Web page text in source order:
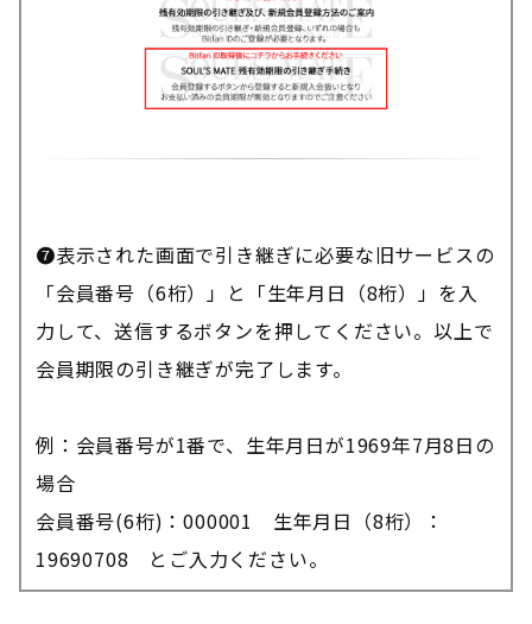
❼表示された画面で引き継ぎに必要な旧サービスの
「会員番号（6桁）」と「生年月日（8桁）」を入
力して、送信するボタンを押してください。以上で
会員期限の引き継ぎが完了します。
例：会員番号が1番で、生年月日が1969年7月8日の
場合
会員番号(6桁)：000001 生年月日（8桁）：
19690708 とご入力ください。